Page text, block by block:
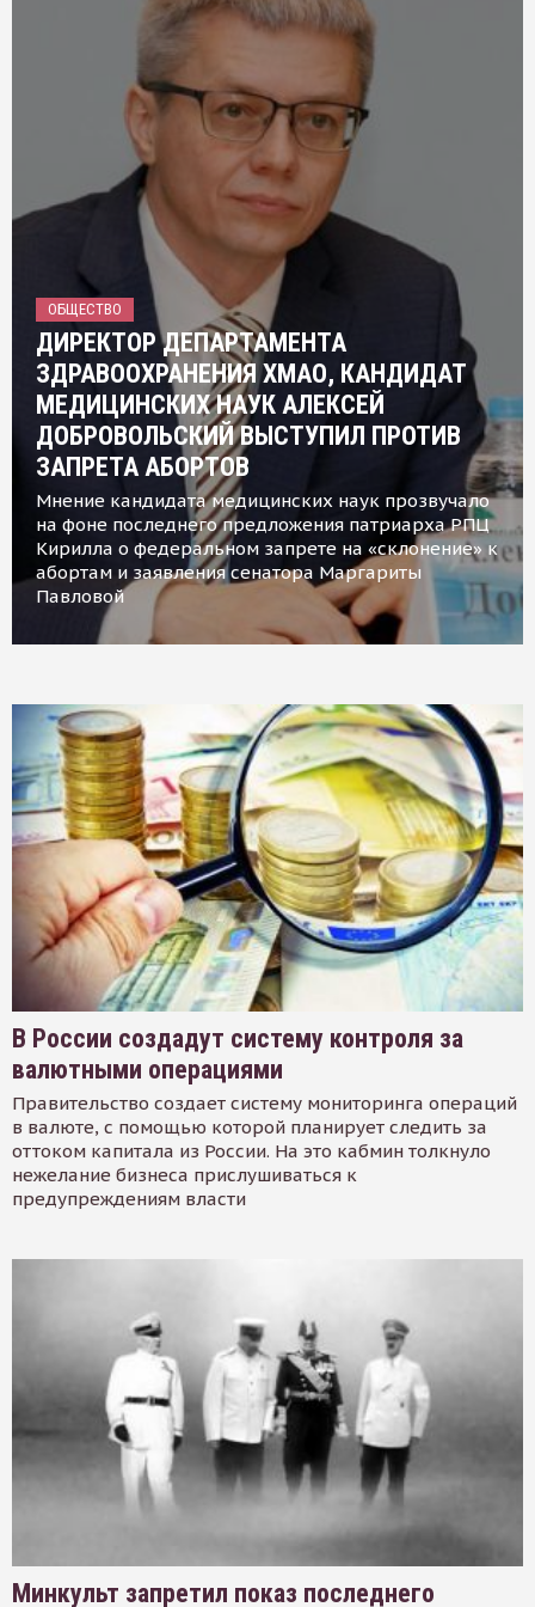
ОБЩЕСТВО
ДИРЕКТОР ДЕПАРТАМЕНТА
ЗДРАВООХРАНЕНИЯ ХМАО, КАНДИДАТ
МЕДИЦИНСКИХ НАУК АЛЕКСЕЙ
ДОБРОВОЛЬСКИЙ ВЫСТУПИЛ ПРОТИВ
ЗАПРЕТА АБОРТОВ
Мнение кандидата медицинских наук прозвучало
на фоне последнего предложения патриарха РПЦ
Кирилла о федеральном запрете на «склонение» к
абортам и заявления сенатора Маргариты
Павловой
В России создадут систему контроля за
валютными операциями
Правительство создает систему мониторинга операций
в валюте, с помощью которой планирует следить за
оттоком капитала из России. На это кабмин толкнуло
нежелание бизнеса прислушиваться к
предупреждениям власти
Минкульт запретил показ последнего